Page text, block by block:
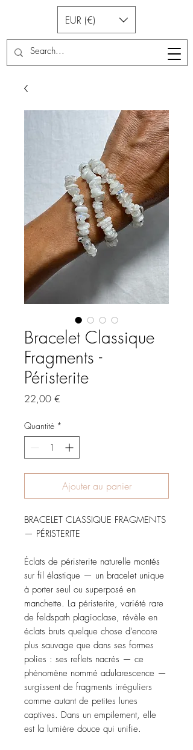
EUR (€)
Bracelet Classique
Fragments -
Péristerite
22,00 €
Quantité *
Ajouter au panier
BRACELET CLASSIQUE FRAGMENTS
— PÉRISTERITE
Éclats de péristerite naturelle montés
sur fil élastique — un bracelet unique
à porter seul ou superposé en
manchette. La péristerite, variété rare
de feldspath plagioclase, révèle en
éclats bruts quelque chose d'encore
plus sauvage que dans ses formes
polies : ses reflets nacrés — ce
phénomène nommé adularescence —
surgissent de fragments irréguliers
comme autant de petites lunes
captives. Dans un empilement, elle
est la lumière douce qui unifie.